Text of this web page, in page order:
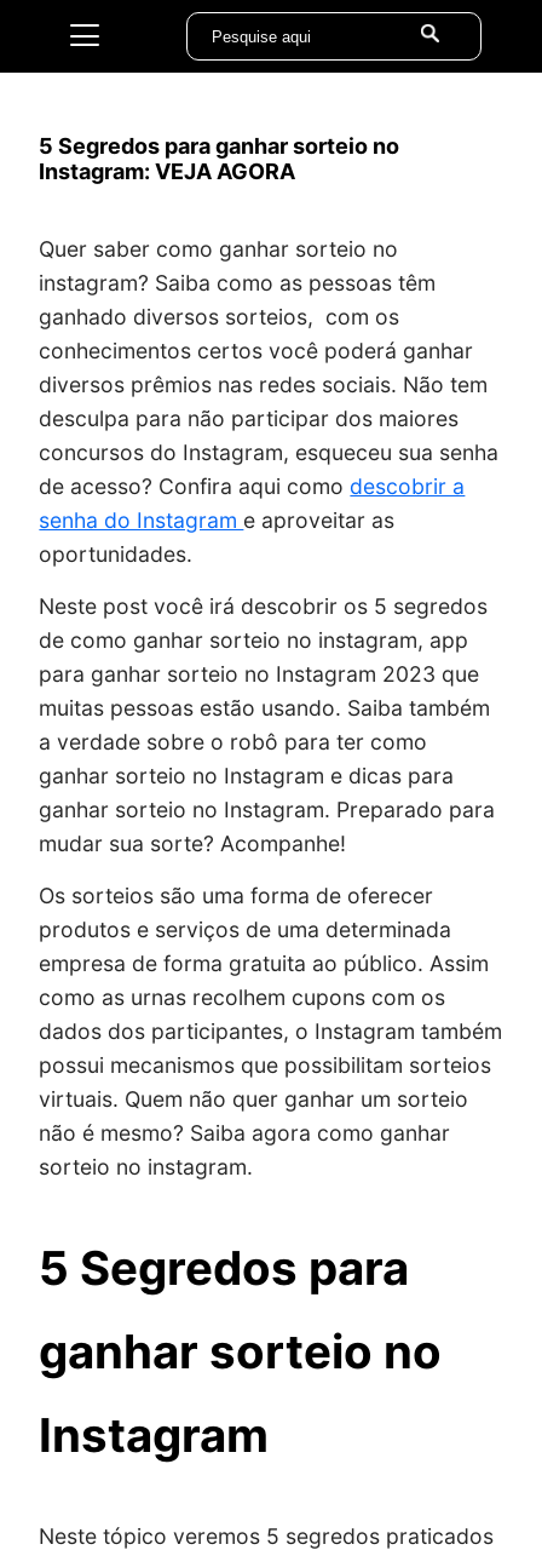
5 Segredos para ganhar sorteio no
Instagram: VEJA AGORA
Quer saber como ganhar sorteio no
instagram? Saiba como as pessoas têm
ganhado diversos sorteios, com os
conhecimentos certos você poderá ganhar
diversos prêmios nas redes sociais. Não tem
desculpa para não participar dos maiores
concursos do Instagram, esqueceu sua senha
de acesso? Confira aqui como descobrir a
senha do Instagram e aproveitar as
oportunidades.
Neste post você irá descobrir os 5 segredos
de como ganhar sorteio no instagram, app
para ganhar sorteio no Instagram 2023 que
muitas pessoas estão usando. Saiba também
a verdade sobre o robô para ter como
ganhar sorteio no Instagram e dicas para
ganhar sorteio no Instagram. Preparado para
mudar sua sorte? Acompanhe!
Os sorteios são uma forma de oferecer
produtos e serviços de uma determinada
empresa de forma gratuita ao público. Assim
como as urnas recolhem cupons com os
dados dos participantes, o Instagram também
possui mecanismos que possibilitam sorteios
virtuais. Quem não quer ganhar um sorteio
não é mesmo? Saiba agora como ganhar
sorteio no instagram.
5 Segredos para
ganhar sorteio no
Instagram
Neste tópico veremos 5 segredos praticados